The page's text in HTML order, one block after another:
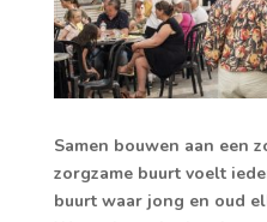
Samen bouwen aan een
zorgzame buurt voelt
buurt waar jong en oud